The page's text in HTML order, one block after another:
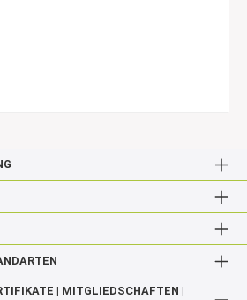
| MITGLIEDSCHAFTEN |